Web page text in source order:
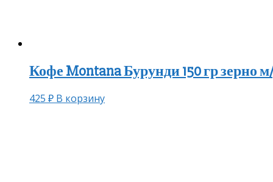
Кофе Montana Бурунди 150 гр зерно
425 ₽ В корзину